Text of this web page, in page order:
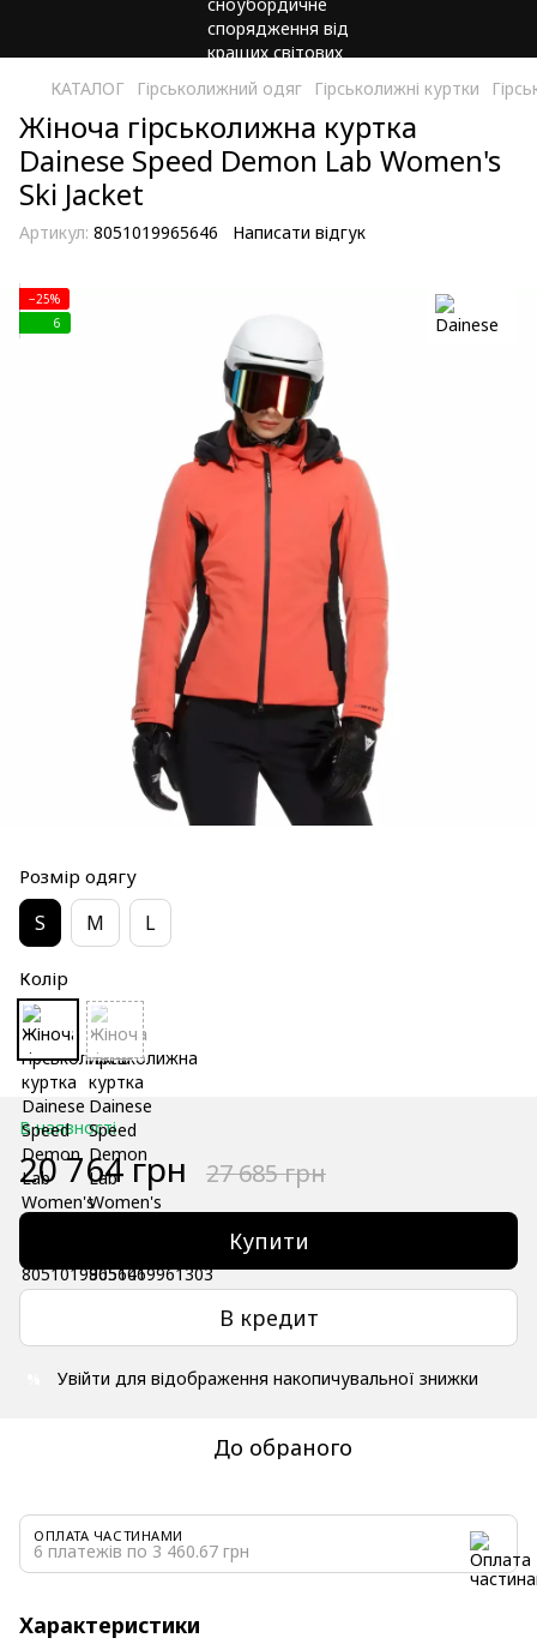
КАТАЛОГ Гірськолижний одяг Гірськолижні куртки
Жіноча гірськолижна куртка
Dainese Speed Demon Lab Women's
Ski Jacket
Артикул: 8051019965646 Написати відгук
−25%
6
Розмір одягу
S M L
Колір
В наявності
20 764 грн 27 685 грн
Купити
В кредит
Увійти для відображення накопичувальної знижки
До обраного
ОПЛАТА ЧАСТИНАМИ
6 платежів по 3 460.67 грн
Характеристики